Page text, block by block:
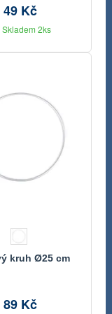
49 Kč
Skladem 2ks
kruh Ø25 cm
89 Kč